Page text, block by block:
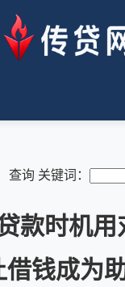
查询 关键词：
款时机用
借钱成为